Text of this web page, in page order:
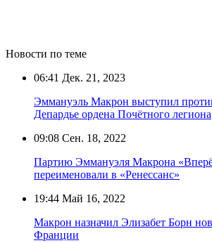
Новости по теме
06:41 Дек. 21, 2023
Эммануэль Макрон выступил
Депардье ордена Почётного легиона
09:08 Сен. 18, 2022
Партию Эммануэля Макрона
переименовали в «Ренессанс»
19:44 Май 16, 2022
Макрон назначил Элизабет Борн
Франции